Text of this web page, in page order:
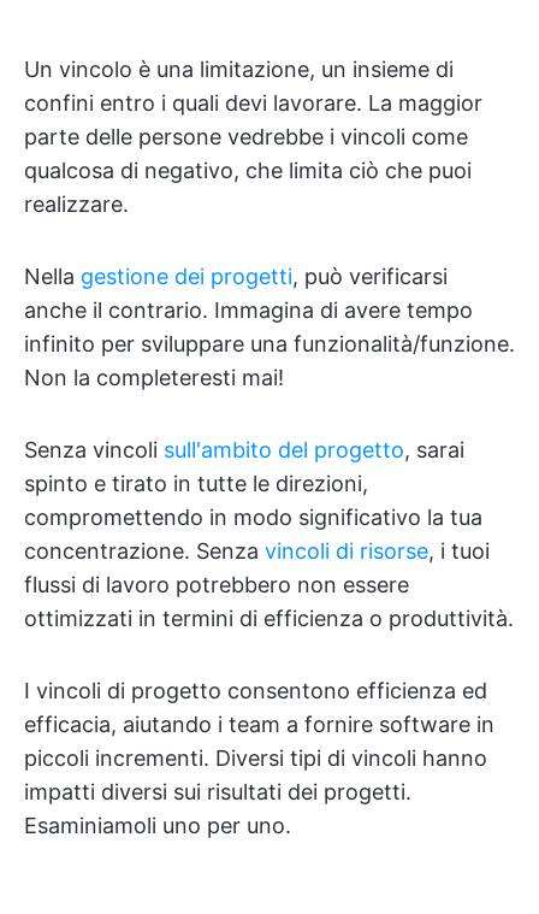
Un vincolo è una limitazione, un insieme di
confini entro i quali devi lavorare. La maggior
parte delle persone vedrebbe i vincoli come
qualcosa di negativo, che limita ciò che puoi
realizzare.
Nella gestione dei progetti, può verificarsi
anche il contrario. Immagina di avere tempo
infinito per sviluppare una funzionalità/funzione.
Non la completeresti mai!
Senza vincoli sull'ambito del progetto, sarai
spinto e tirato in tutte le direzioni,
compromettendo in modo significativo la tua
concentrazione. Senza vincoli di risorse, i tuoi
flussi di lavoro potrebbero non essere
ottimizzati in termini di efficienza o produttività.
I vincoli di progetto consentono efficienza ed
efficacia, aiutando i team a fornire software in
piccoli incrementi. Diversi tipi di vincoli hanno
impatti diversi sui risultati dei progetti.
Esaminiamoli uno per uno.